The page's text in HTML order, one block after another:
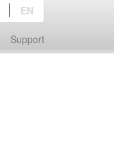
Support
EN